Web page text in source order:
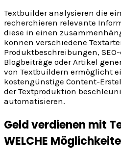
Textbuilder analysieren die
recherchieren relevante
diese in einen
können verschiedene
Produktbeschreibungen,
Blogbeiträge oder Artikel
von Textbuildern ermöglicht
kostengünstige Content-
der Textproduktion
automatisieren.
Geld verdienen mit
WELCHE